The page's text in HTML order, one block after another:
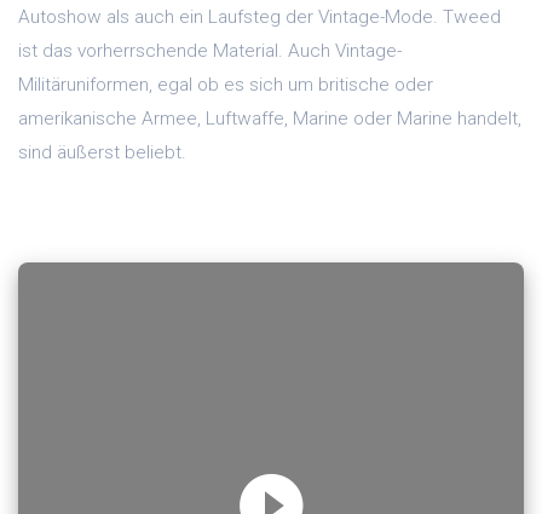
Autoshow als auch ein Laufsteg der Vintage-Mode. Tweed
ist das vorherrschende Material. Auch Vintage-
Militäruniformen, egal ob es sich um britische oder
amerikanische Armee, Luftwaffe, Marine oder Marine handelt,
sind äußerst beliebt.